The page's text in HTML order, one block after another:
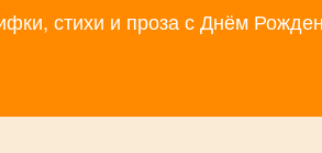
стихи и проза с Днём